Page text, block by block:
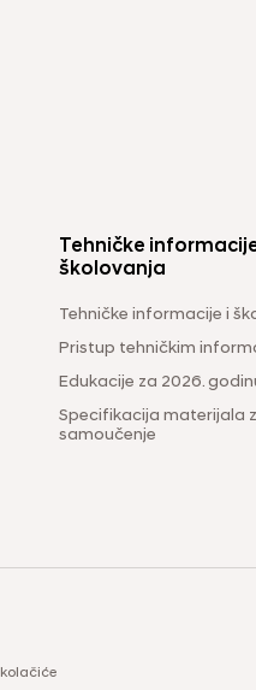
Tehničke
školovanja
Tehničke informacije i
Pristup tehničkim
Edukacije za 2026.
Specifikacija materijala
samoučenje